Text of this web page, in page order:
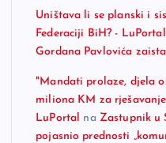
Uništava li se planski i
Federaciji BiH? - LuPortal
Gordana Pavlovića
"Mandati prolaze, djela
miliona KM za
LuPortal na Zastupnik u
pojasnio prednosti